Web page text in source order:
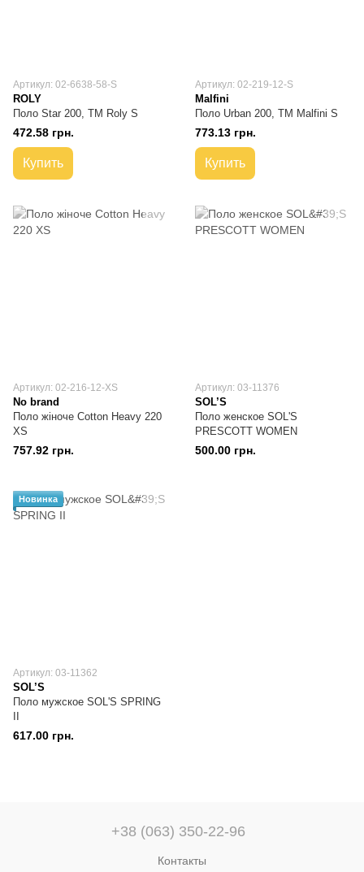
Артикул: 02-6638-58-S
ROLY
Поло Star 200, TM Roly S
472.58 грн.
Купить
Артикул: 02-219-12-S
Malfini
Поло Urban 200, TM Malfini S
773.13 грн.
Купить
Артикул: 02-216-12-XS
No brand
Поло жіноче Cotton Heavy 220
XS
757.92 грн.
Артикул: 03-11376
SOL’S
Поло женское SOL'S
PRESCOTT WOMEN
500.00 грн.
Новинка
Артикул: 03-11362
SOL’S
Поло мужское SOL'S SPRING
617.00 грн.
+38 (063) 350-22-96
Контакты